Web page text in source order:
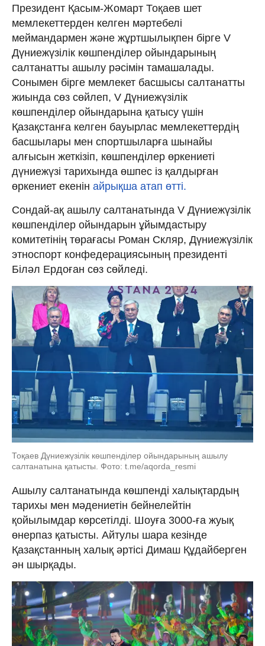
Президент Қасым-Жомарт Тоқаев шет
мемлекеттерден келген мәртебелі
меймандармен және жұртшылықпен бірге V
Дүниежүзілік көшпенділер ойындарының
салтанатты ашылу рәсімін тамашалады.
Cонымен бірге мемлекет басшысы салтанатты
жиында сөз сөйлеп, V Дүниежүзілік
көшпенділер ойындарына қатысу үшін
Қазақстанға келген бауырлас мемлекеттердің
басшылары мен спортшыларға шынайы
алғысын жеткізіп, көшпенділер өркениеті
дүниежүзі тарихында өшпес із қалдырған
өркениет екенін айрықша атап өтті.
Сондай-ақ ашылу салтанатында V Дүниежүзілік
көшпенділер ойындарын ұйымдастыру
комитетінің төрағасы Роман Скляр, Дүниежүзілік
этноспорт конфедерациясының президенті
Біләл Ердоған сөз сөйледі.
Тоқаев Дүниежүзілік көшпенділер ойындарының ашылу
салтанатына қатысты. Фото: t.me/aqorda_resmi
Ашылу салтанатында көшпенді халықтардың
тарихы мен мәдениетін бейнелейтін
қойылымдар көрсетілді. Шоуға 3000-ға жуық
өнерпаз қатысты. Айтулы шара кезінде
Қазақстанның халық әртісі Димаш Құдайберген
ән шырқады.